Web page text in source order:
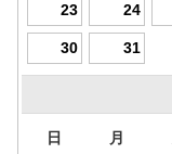
23 24
30 31
日 月